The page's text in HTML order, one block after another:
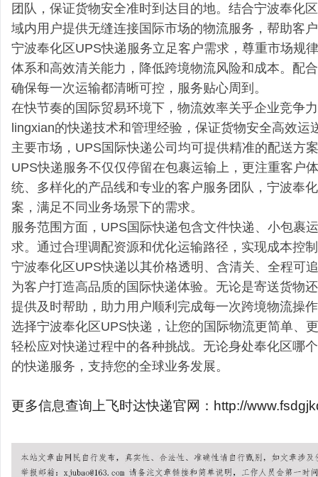
团队，保证货物安全准时到达目的地。结合宁波奉化
域内用户提供无缝连接国际市场的物流服务，帮助客
宁波奉化区UPS快递服务立足客户需求，尊重市场规
体系和高效清关能力，降低跨境物流风险和成本。配
确保每一次运输都清晰可控，服务贴心周到。
在快节奏的国际贸易环境下，物流效率关乎企业竞争
lingxian的快递技术和管理经验，保证货物安全高效
主要市场，UPS国际快递公司均可提供精准的配送方
UPS快递服务不仅仅停留在包裹运输上，更注重客户
统、多样化的产品线和专业的客户服务团队，宁波奉
案，满足不同业务场景下的需求。
服务范围方面，UPS国际快递包含文件快递、小包裹
求。通过合理调配资源和优化运输路径，实现成本控
宁波奉化区UPS快递以其价格透明、含清关、全程可
为客户打造高品质的国际快递体验。无论是寄送货物
提供及时帮助，助力用户顺利完成每一次跨境物流操
选择宁波奉化区UPS快递，让您的国际物流更简单、
轻松应对快递过程中的各种挑战。无论身处奉化区哪
的快递服务，支持您的全球业务发展。
更多信息查询上飞时达快递官网：http://